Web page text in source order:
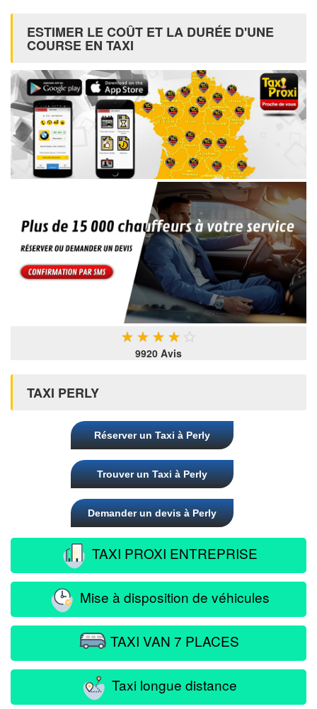
ESTIMER LE COÛT ET LA DURÉE D'UNE
COURSE EN TAXI
★ ★ ★ ★ ★
9920 Avis
TAXI PERLY
Réserver un Taxi à Perly
Trouver un Taxi à Perly
Demander un devis à Perly
TAXI PROXI ENTREPRISE
Mise à disposition de véhicules
TAXI VAN 7 PLACES
Taxi longue distance